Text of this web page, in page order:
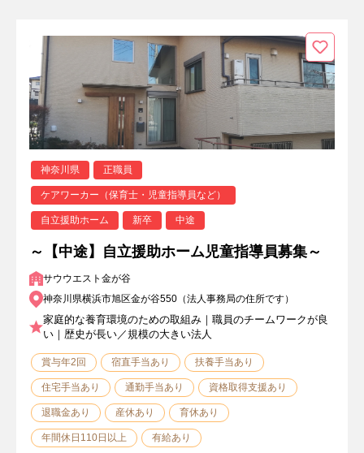
神奈川県 正職員
ケアワーカー（保育士・児童指導員など）
自立援助ホーム 新卒 中途
～【中途】自立援助ホーム児童指導員募集～
サウウエスト金が谷
神奈川県横浜市旭区金が谷550（法人事務局の住所です）
家庭的な養育環境のための取組み｜職員のチームワークが良
い｜歴史が長い／規模の大きい法人
賞与年2回 宿直手当あり 扶養手当あり
住宅手当あり 通勤手当あり 資格取得支援あり
退職金あり 産休あり 育休あり
年間休日110日以上 有給あり